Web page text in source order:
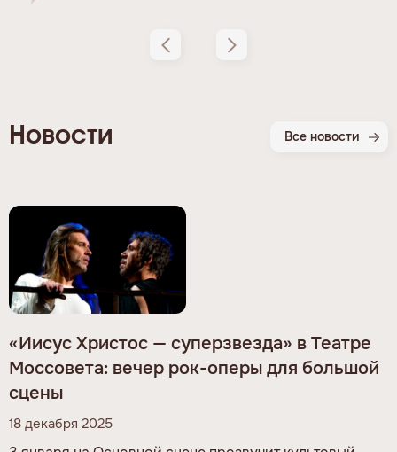
Новости Все новости
«Иисус Христос — суперзвезда» в Театре
Моссовета: вечер рок-оперы для большой
сцены
18 декабря 2025